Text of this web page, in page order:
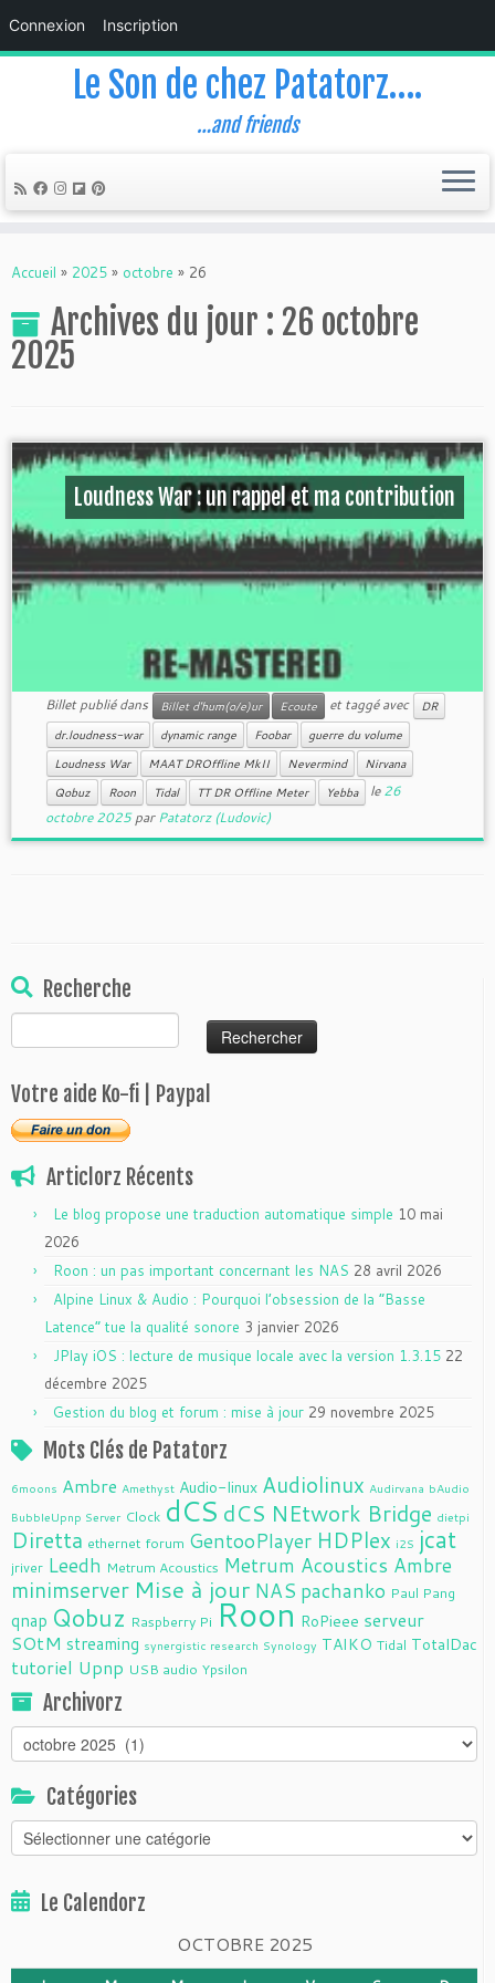
Connexion Inscription
Le Son de chez Patatorz….
…and friends
Accueil » 2025 » octobre » 26
Archives du jour : 26 octobre
2025
Loudness War : un rappel et ma contribution
Billet publié dans Billet d'hum(o/e)ur Ecoute et taggé avec
DR
dr.loudness-war
dynamic range Foobar
guerre du volume
Loudness War
MAAT DROffline MkII Nevermind
Nirvana
Qobuz
Roon Tidal TT DR Offline Meter Yebba le26
octobre 2025 parPatatorz (Ludovic)
Recherche
Votre aide Ko-fi | Paypal
Articlorz Récents
Le blog propose une traduction automatique simple 10 mai
2026
Roon : un pas important concernant les NAS 28 avril 2026
Alpine Linux & Audio : Pourquoi l’obsession de la “Basse
Latence” tue la qualité sonore 3 janvier 2026
JPlay iOS : lecture de musique locale avec la version 1.3.15 22
décembre 2025
Gestion du blog et forum : mise à jour 29 novembre 2025
Mots Clés de Patatorz
6moons Ambre Amethyst Audio-linux Audiolinux Audirvana bAudio
BubbleUpnp Server Clock dCS dCS NEtwork Bridge dietpi
Diretta ethernet forum GentooPlayer HDPlex i2S jcat
jriver Leedh Metrum Acoustics Metrum Acoustics Ambre
minimserver Mise à jour NAS pachanko Paul Pang
qnap Qobuz Raspberry Pi Roon RoPieee serveur
SOtM streaming synergistic research Synology TAIKO Tidal TotalDac
tutoriel Upnp USB audio Ypsilon
Archivorz
Archivorz
Catégories
Catégories
Le Calendorz
OCTOBRE 2025